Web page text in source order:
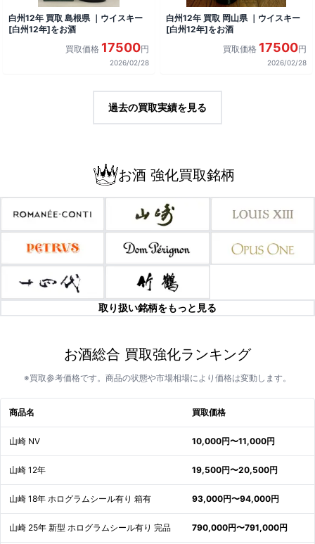
白州12年 買取 島根県 ｜ウイスキー
[白州12年]をお酒
買取価格 17500円
2026/02/28
白州12年 買取 岡山県 ｜ウイスキー
[白州12年]をお酒
買取価格 17500円
2026/02/28
過去の買取実績を見る
お酒 強化買取銘柄
取り扱い銘柄をもっと見る
お酒総合 買取強化ランキング
※買取参考価格です。商品の状態や市場相場により価格は変動します。
商品名 買取価格
山崎 NV 10,000円〜11,000円
山崎 12年 19,500円〜20,500円
山崎 18年 ホログラムシール有り 箱有 93,000円〜94,000円
山崎 25年 新型 ホログラムシール有り 完品 790,000円〜791,000円